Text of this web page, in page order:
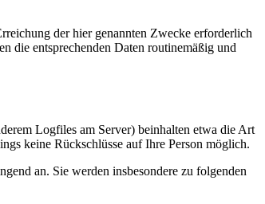
der hier genannten Zwecke erforderlich
die entsprechenden Daten routinemäßig und
Logfiles am Server) beinhalten etwa die Art
keine Rückschlüsse auf Ihre Person möglich.
an. Sie werden insbesondere zu folgenden